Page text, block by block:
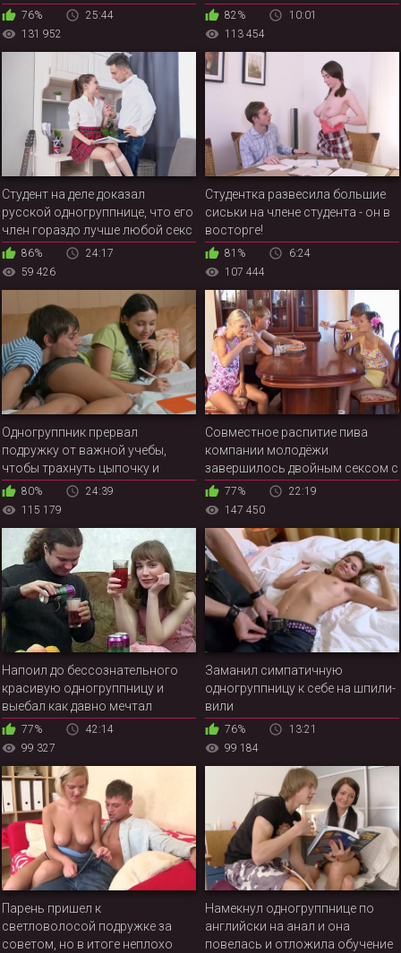
наконец залез в её трусики
76%
25:44
131 952
задний проход одногруппницы
давалки
82%
10:01
113 454
Студент на деле доказал
русской одногруппнице, что его
член гораздо лучше любой секс
игрушки и других заменителей
86%
24:17
59 426
Студентка развесила большие
сиськи на члене студента - он в
восторге!
81%
6:24
107 444
Одногруппник прервал
подружку от важной учебы,
чтобы трахнуть цыпочку и
кончить в рабочий ротик
красотки
80%
24:39
115 179
Совместное распитие пива
компании молодёжи
завершилось двойным сексом с
русскими девками
77%
22:19
147 450
Напоил до бессознательного
красивую одногруппницу и
выебал как давно мечтал
77%
42:14
99 327
Заманил симпатичную
одногруппницу к себе на шпили-
вили
76%
13:21
99 184
Парень пришел к
светловолосой подружке за
советом, но в итоге неплохо
Намекнул одногруппнице по
английски на анал и она
повелась и отложила обучение